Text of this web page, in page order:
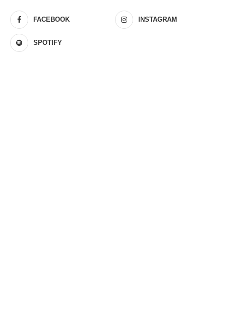
FACEBOOK INSTAGRAM
SPOTIFY